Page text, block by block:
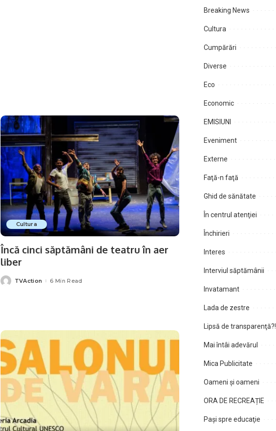
Cultura
Încă cinci săptămâni de teatru în aer
liber
PostedTVAction 6 Min Read
Breaking News
Cultura
Cumpărări
Diverse
Eco
Economic
EMISIUNI
Eveniment
Externe
Faţă-n faţă
Ghid de sănătate
În centrul atenţiei
Închirieri
Interes
Interviul săptămânii
Invatamant
Lada de zestre
Lipsă de transparenţă?!
Mai întâi adevărul
Mica Publicitate
Oameni şi oameni
ORA DE RECREAȚIE
Paşi spre educaţie